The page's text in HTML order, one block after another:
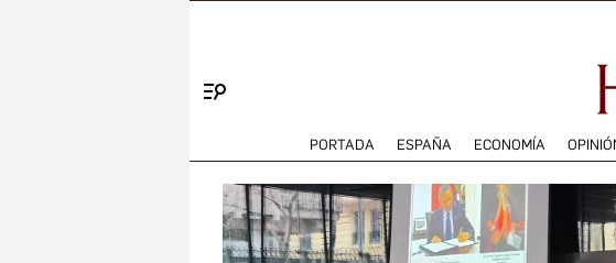
PORTADA ESPAÑA ECONOMÍA